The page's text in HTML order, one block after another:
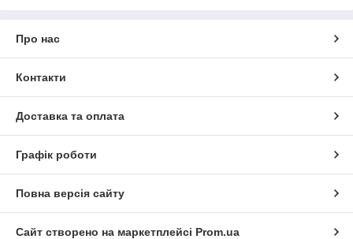
Про нас
Контакти
Доставка та оплата
Графік роботи
Повна версія сайту
Сайт створено на маркетплейсі Prom.ua